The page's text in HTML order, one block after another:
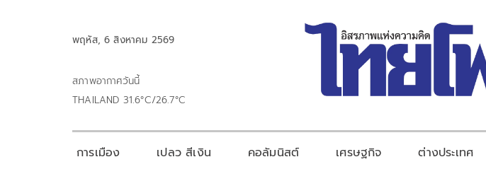
พฤหัส, 6 สิงหาคม 2569
สภาพอากาศวันนี้
THAILAND 31.6°C/26.7°C
การเมือง เปลว สีเงิน คอลัมนิสต์ เศรษฐกิจ ต่างประเทศ